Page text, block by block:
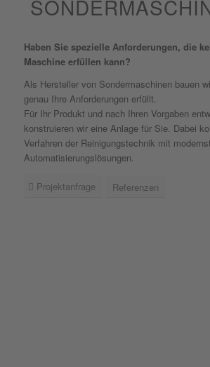
Haben Sie spezielle Anforderungen, die
Maschine erfüllen kann?
Als Hersteller von Sondermaschinen bauen
genau Ihre Anforderungen erfüllt.
Für Ihr Produkt und nach Ihren Vorgaben
konstruieren wir eine Anlage für Sie. Dabei
Verfahren der Reinigungstechnik mit
Automatisierungslösungen.
Projektanfrage Referenzen